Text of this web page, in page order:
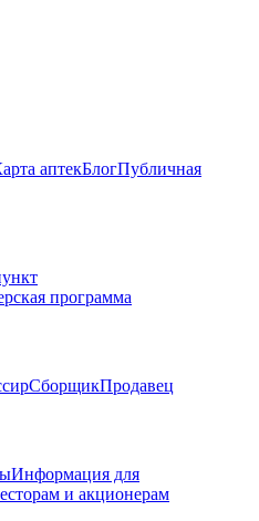
аптекБлогПубличная
программа
СборщикПродавец
Информация для
и акционерам